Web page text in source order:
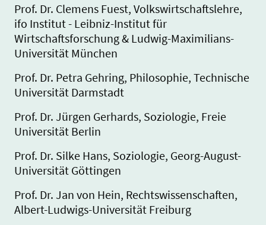
Prof. Dr. Clemens Fuest, Volkswirtschaftslehre,
ifo Institut - Leibniz-Institut für
Wirtschaftsforschung & Ludwig-Maximilians-
Universität München
Prof. Dr. Petra Gehring, Philosophie, Technische
Universität Darmstadt
Prof. Dr. Jürgen Gerhards, Soziologie, Freie
Universität Berlin
Prof. Dr. Silke Hans, Soziologie, Georg-August-
Universität Göttingen
Prof. Dr. Jan von Hein, Rechtswissenschaften,
Albert-Ludwigs-Universität Freiburg